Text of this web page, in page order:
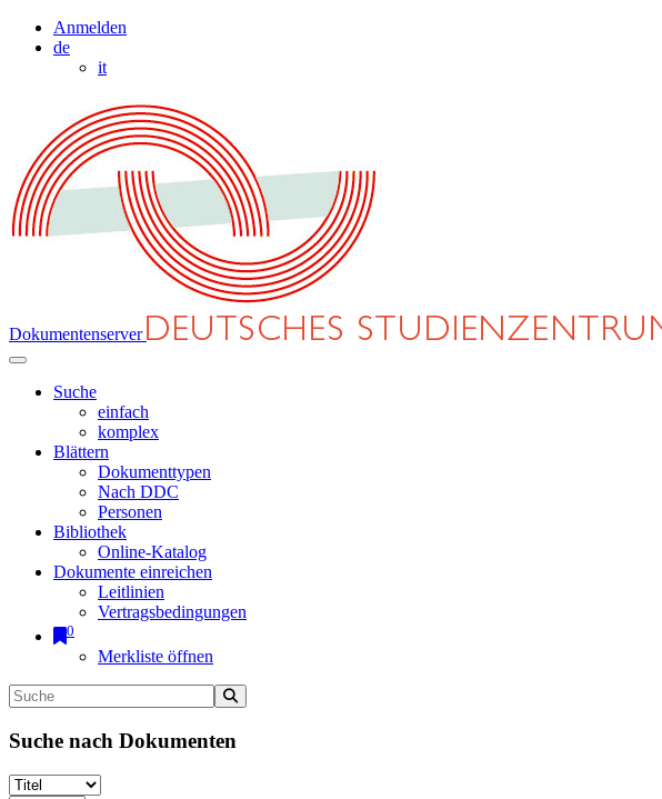
Anmelden
de
it
Dokumentenserver
Suche
einfach
komplex
Blättern
Dokumenttypen
Nach DDC
Personen
Bibliothek
Online-Katalog
Dokumente einreichen
Leitlinien
Vertragsbedingungen
0
Merkliste öffnen
Suche nach Dokumenten